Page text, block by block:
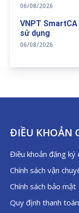
06/08/2026
VNPT
sử dụng
06/08/2026
ĐIỀU KHOẢN
Điều khoản đăng ký
Chính sách vận
Chính sách bảo mật
Quy định thanh toán